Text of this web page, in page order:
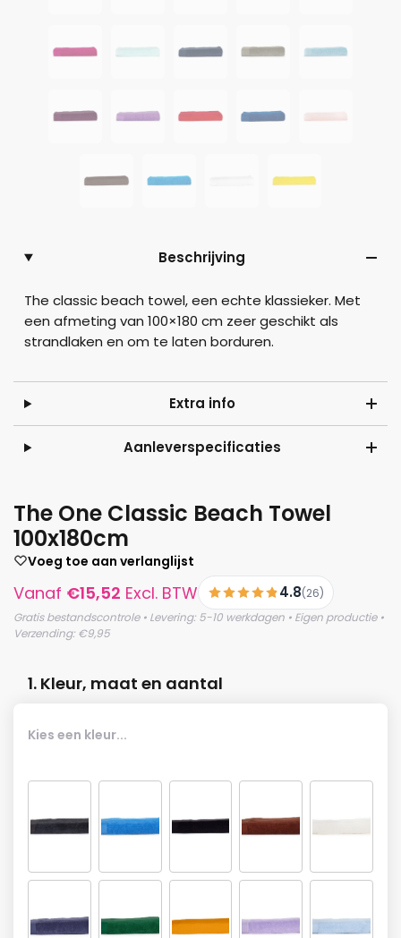
Beschrijving
The classic beach towel, een echte klassieker. Met
een afmeting van 100×180 cm zeer geschikt als
strandlaken en om te laten borduren.
Extra info
Aanleverspecificaties
The One Classic Beach Towel
100x180cm
Voeg toe aan verlanglijst
Vanaf €15,52 Excl. BTW 4.8(26)
Gratis bestandscontrole • Levering: 5-10 werkdagen • Eigen productie •
Verzending: €9,95
1. Kleur, maat en aantal
Kies een kleur...